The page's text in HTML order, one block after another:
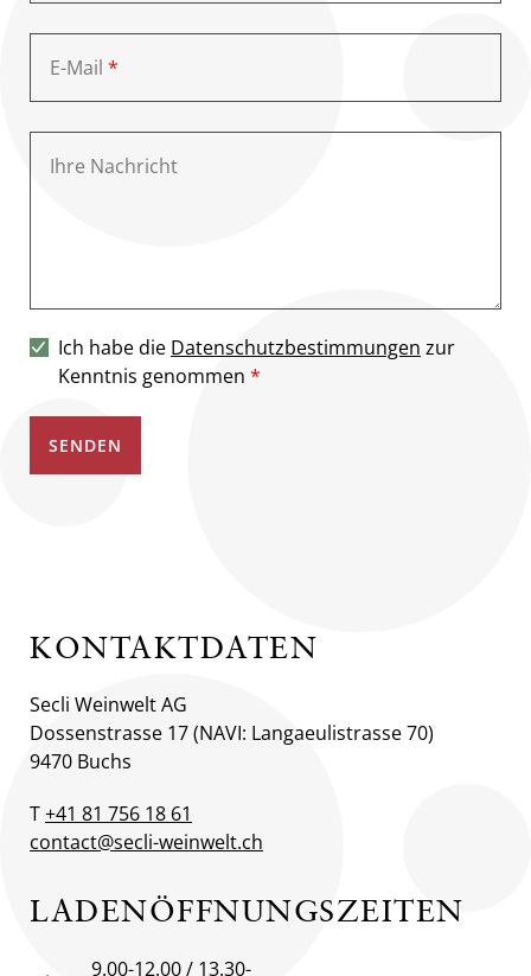
E-Mail *
Ihre Nachricht
Ich habe die Datenschutzbestimmungen zur
Kenntnis genommen *
KONTAKTDATEN
Secli Weinwelt AG
Dossenstrasse 17 (NAVI: Langaeulistrasse 70)
9470 Buchs
T+41 81 756 18 61
contact@secli-weinwelt.ch
LADENÖFFNUNGS­ZEITEN
9.00-12.00 / 13.30-